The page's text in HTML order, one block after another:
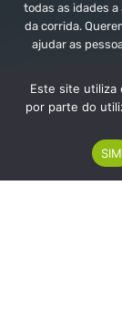
todas as idades
da corrida.
ajudar as
Este site utiliza
por parte do
SIM